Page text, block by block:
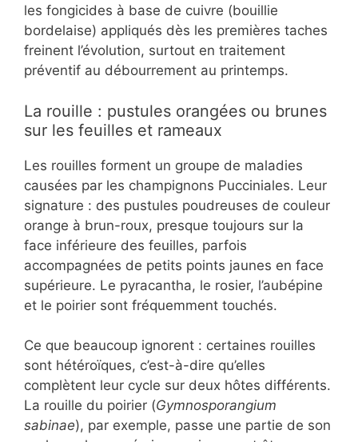
les fongicides à base de cuivre (bouillie
bordelaise) appliqués dès les premières taches
freinent l’évolution, surtout en traitement
préventif au débourrement au printemps.
La rouille : pustules orangées ou brunes
sur les feuilles et rameaux
Les rouilles forment un groupe de maladies
causées par les champignons Pucciniales. Leur
signature : des pustules poudreuses de couleur
orange à brun-roux, presque toujours sur la
face inférieure des feuilles, parfois
accompagnées de petits points jaunes en face
supérieure. Le pyracantha, le rosier, l’aubépine
et le poirier sont fréquemment touchés.
Ce que beaucoup ignorent : certaines rouilles
sont hétéroïques, c’est-à-dire qu’elles
complètent leur cycle sur deux hôtes différents.
La rouille du poirier (Gymnosporangium
sabinae), par exemple, passe une partie de son